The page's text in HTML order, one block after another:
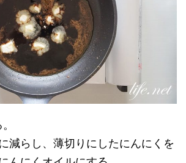
減らし、薄切りにしたにんにくを